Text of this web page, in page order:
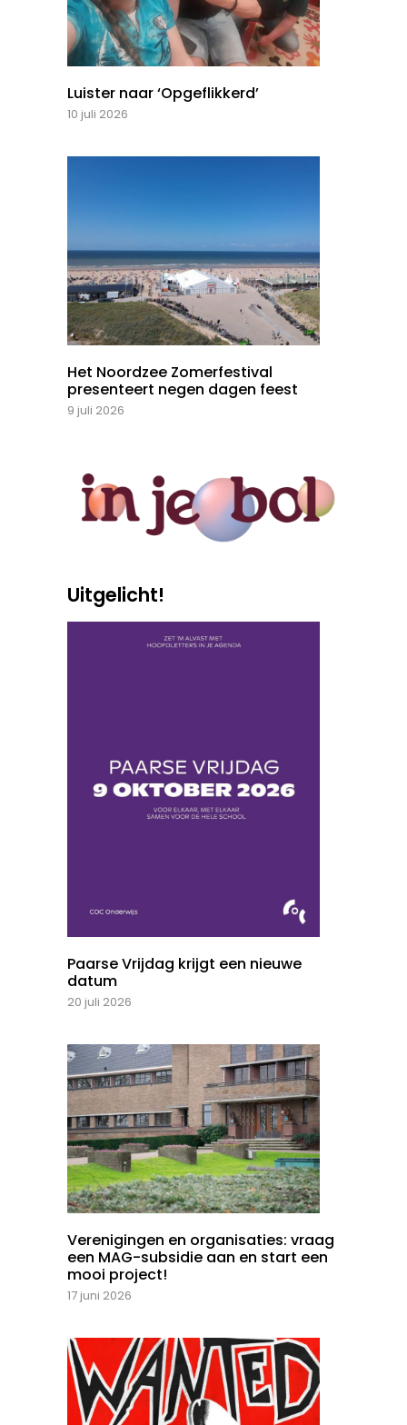
Luister naar ‘Opgeflikkerd’
10 juli 2026
Het Noordzee Zomerfestival
presenteert negen dagen feest
9 juli 2026
Uitgelicht!
Paarse Vrijdag krijgt een nieuwe
datum
20 juli 2026
Verenigingen en organisaties: vraag
een MAG-subsidie aan en start een
mooi project!
17 juni 2026